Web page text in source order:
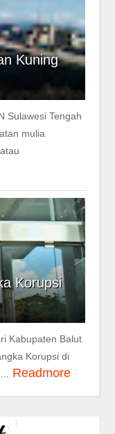
Kuning
Sulawesi Tengah
mulia
Korupsi
Kabupaten Balut
Korupsi di
Readmore